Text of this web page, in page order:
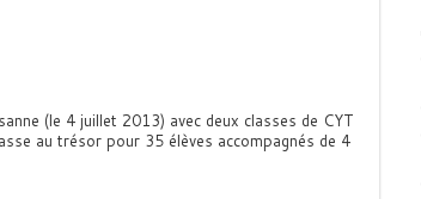
(le 4 juillet 2013) avec deux classes de CYT
au trésor pour 35 élèves accompagnés de 4